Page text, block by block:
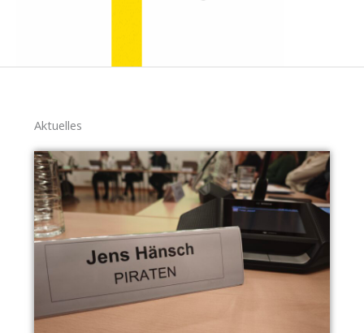
Aktuelles